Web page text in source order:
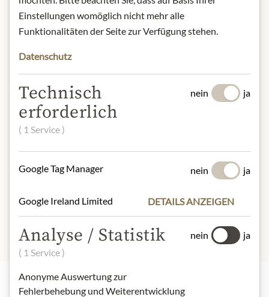
ganze Bohne
Herkunft: Brasilien, Kolumbien
Aufbewahrung: vor Wärme geschützt
Kontakt: Julius Meinl am Graben
GmbH, 1010 Wien, Österreich
* Wir bitten um Verständnis, dass das
Produktdesign von der Abbildung
ZUTATEN & ALLERGENE
100% Arabica Bohnen
Einstellungen womöglich nicht mehr alle
Funktionalitäten der Seite zur Verfügung stehen.
Datenschutz
Technisch
erforderlich
( 1 Service )
nein ja
Google Tag Manager nein ja
Google Ireland Limited DETAILS ANZEIGEN
Analyse / Statistik
( 1 Service )
Anonyme Auswertung zur
Fehlerbehebung und Weiterentwicklung
nein ja